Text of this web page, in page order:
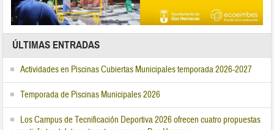
ÚLTIMAS ENTRADAS
Actividades en Piscinas Cubiertas Municipales temporada 2026-2027
Temporada de Piscinas Municipales 2026
Los Campus de Tecnificación Deportiva 2026 ofrecen cuatro propuestas